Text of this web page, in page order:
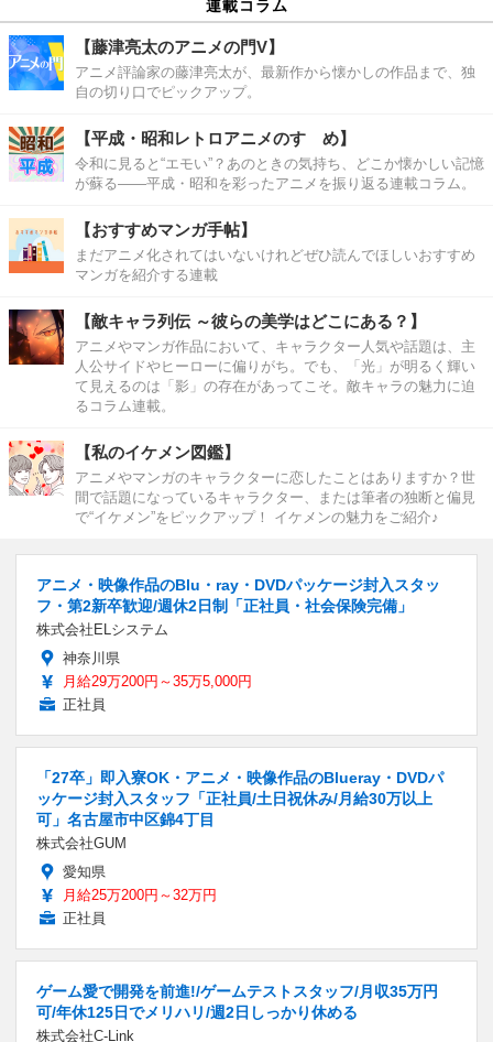
連載コラム
【藤津亮太のアニメの門V】
アニメ評論家の藤津亮太が、最新作から懐かしの作品まで、独
自の切り口でピックアップ。
【平成・昭和レトロアニメのすゝめ】
令和に見ると“エモい”？あのときの気持ち、どこか懐かしい記憶
が蘇る――平成・昭和を彩ったアニメを振り返る連載コラム。
【おすすめマンガ手帖】
まだアニメ化されてはいないけれどぜひ読んでほしいおすすめ
マンガを紹介する連載
【敵キャラ列伝 ～彼らの美学はどこにある？】
アニメやマンガ作品において、キャラクター人気や話題は、主
人公サイドやヒーローに偏りがち。でも、「光」が明るく輝い
て見えるのは「影」の存在があってこそ。敵キャラの魅力に迫
るコラム連載。
【私のイケメン図鑑】
アニメやマンガのキャラクターに恋したことはありますか？世
間で話題になっているキャラクター、または筆者の独断と偏見
で“イケメン”をピックアップ！ イケメンの魅力をご紹介♪
アニメ・映像作品のBlu・ray・DVDパッケージ封入スタッ
フ・第2新卒歓迎/週休2日制「正社員・社会保険完備」
株式会社ELシステム
神奈川県
月給29万200円～35万5,000円
正社員
「27卒」即入寮OK・アニメ・映像作品のBlueray・DVDパ
ッケージ封入スタッフ「正社員/土日祝休み/月給30万以上
可」名古屋市中区錦4丁目
株式会社GUM
愛知県
月給25万200円～32万円
正社員
ゲーム愛で開発を前進!/ゲームテストスタッフ/月収35万円
可/年休125日でメリハリ/週2日しっかり休める
株式会社C-Link